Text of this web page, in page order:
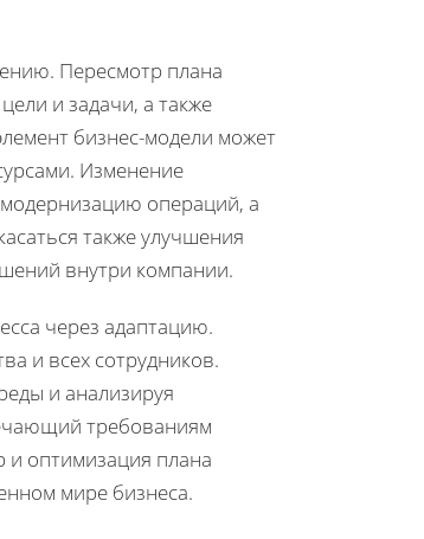
Пересмотр плана
и задачи, а также
бизнес-модели может
Изменение
операций, а
также улучшения
внутри компании.
через адаптацию.
и всех сотрудников.
и анализируя
требованиям
оптимизация плана
мире бизнеса.